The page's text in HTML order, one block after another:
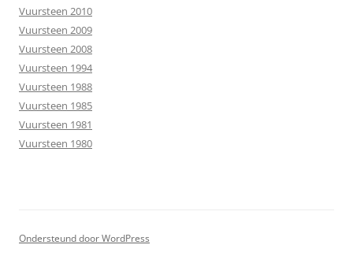
Vuursteen 2010
Vuursteen 2009
Vuursteen 2008
Vuursteen 1994
Vuursteen 1988
Vuursteen 1985
Vuursteen 1981
Vuursteen 1980
Ondersteund door WordPress